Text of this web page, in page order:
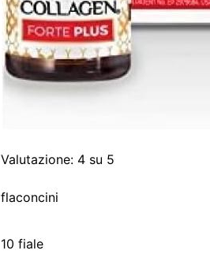
Valutazione: 4 su 5
flaconcini
10 fiale